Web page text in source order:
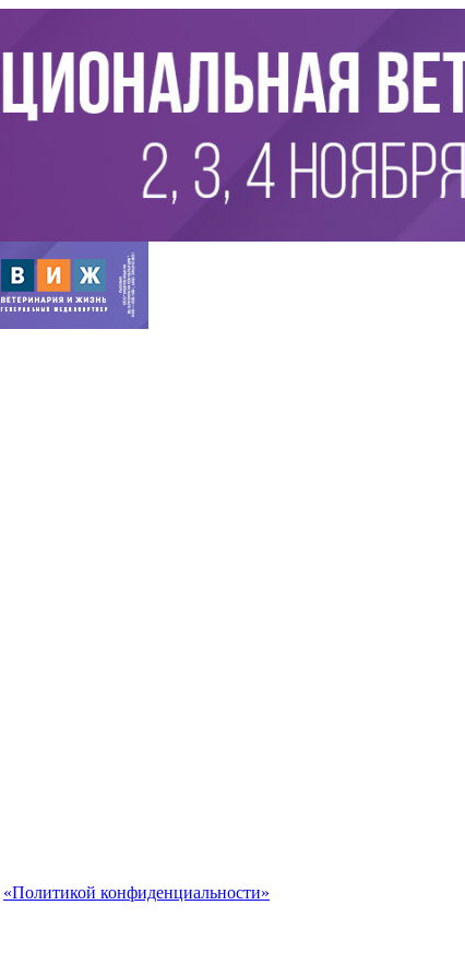
«Политикой конфиденциальности»